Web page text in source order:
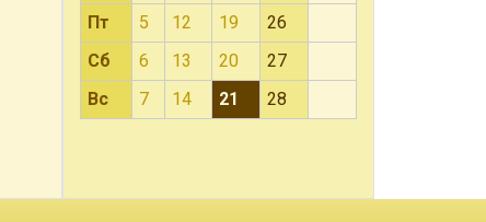
Пт
5 12 19
26
Сб
6 13 20
27
Вс
7 14 21 28